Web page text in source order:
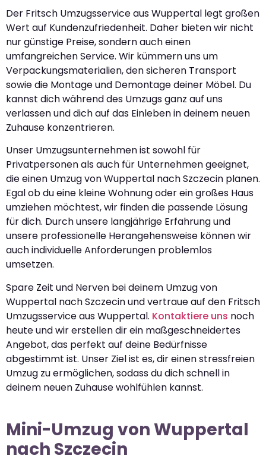
Der Fritsch Umzugsservice aus Wuppertal legt großen
Wert auf Kundenzufriedenheit. Daher bieten wir nicht
nur günstige Preise, sondern auch einen
umfangreichen Service. Wir kümmern uns um
Verpackungsmaterialien, den sicheren Transport
sowie die Montage und Demontage deiner Möbel. Du
kannst dich während des Umzugs ganz auf uns
verlassen und dich auf das Einleben in deinem neuen
Zuhause konzentrieren.
Unser Umzugsunternehmen ist sowohl für
Privatpersonen als auch für Unternehmen geeignet,
die einen Umzug von Wuppertal nach Szczecin planen.
Egal ob du eine kleine Wohnung oder ein großes Haus
umziehen möchtest, wir finden die passende Lösung
für dich. Durch unsere langjährige Erfahrung und
unsere professionelle Herangehensweise können wir
auch individuelle Anforderungen problemlos
umsetzen.
Spare Zeit und Nerven bei deinem Umzug von
Wuppertal nach Szczecin und vertraue auf den Fritsch
Umzugsservice aus Wuppertal. Kontaktiere uns noch
heute und wir erstellen dir ein maßgeschneidertes
Angebot, das perfekt auf deine Bedürfnisse
abgestimmt ist. Unser Ziel ist es, dir einen stressfreien
Umzug zu ermöglichen, sodass du dich schnell in
deinem neuen Zuhause wohlfühlen kannst.
Mini-Umzug von Wuppertal
nach Szczecin